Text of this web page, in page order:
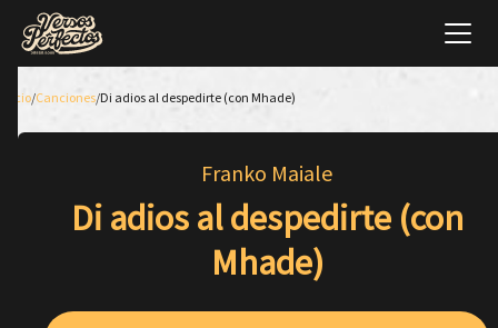
Inicio/Canciones/Di adios al despedirte (con Mhade)
Franko Maiale
Di adios al despedirte (con
Mhade)